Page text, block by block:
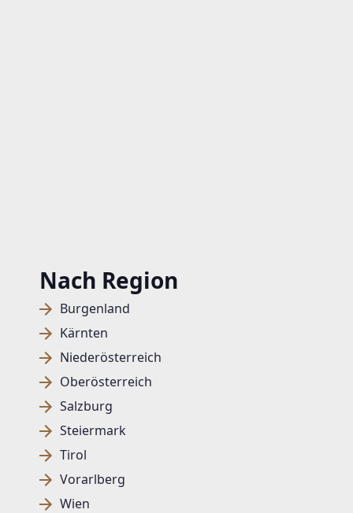
Nach Region
Burgenland
Kärnten
Niederösterreich
Oberösterreich
Salzburg
Steiermark
Tirol
Vorarlberg
Wien